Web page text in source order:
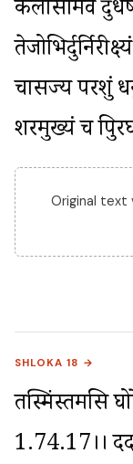
कैलासमिव
चासज्य परशुं
शरमुख्यं च
Original text
SHLOKA 18 →
तस्मिंस्तमसि
1.74.17।।